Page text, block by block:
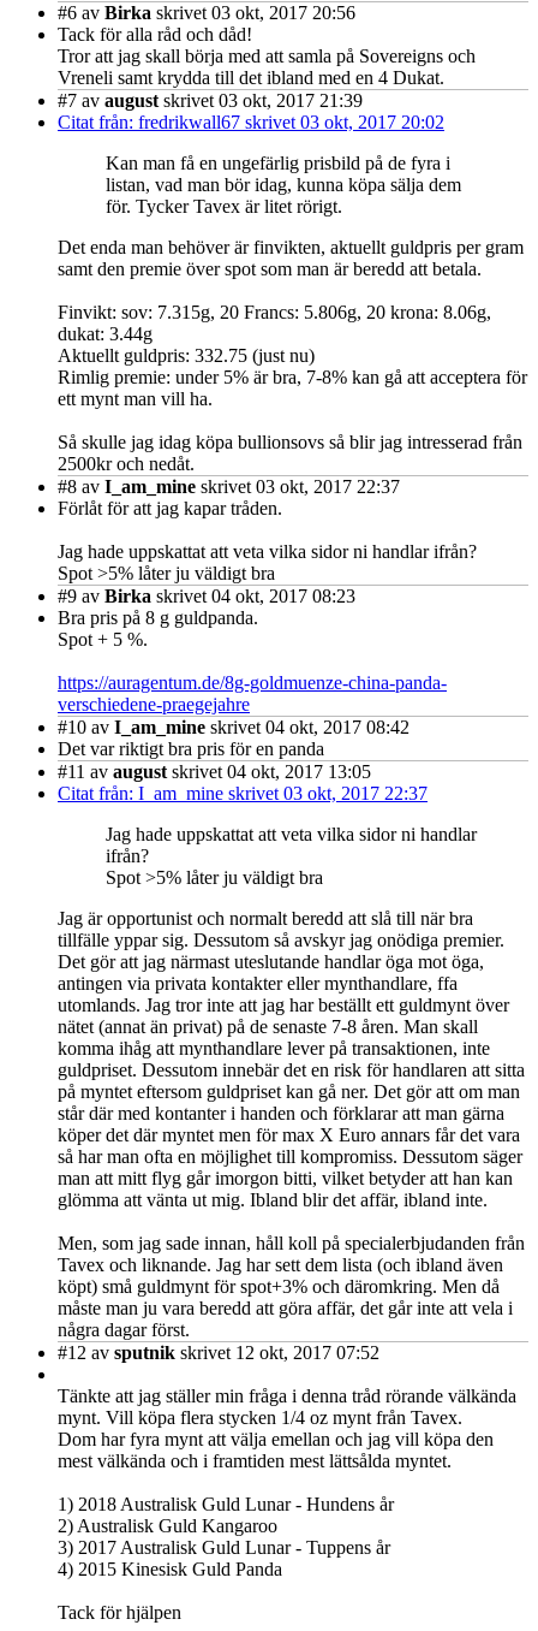
#6 av Birka skrivet 03 okt, 2017 20:56
Tack för alla råd och dåd!
Tror att jag skall börja med att samla på Sovereigns och
Vreneli samt krydda till det ibland med en 4 Dukat.
#7 av august skrivet 03 okt, 2017 21:39
Citat från: fredrikwall67 skrivet 03 okt, 2017 20:02
Kan man få en ungefärlig prisbild på de fyra i
listan, vad man bör idag, kunna köpa sälja dem
för. Tycker Tavex är litet rörigt.
Det enda man behöver är finvikten, aktuellt guldpris per gram
samt den premie över spot som man är beredd att betala.
Finvikt: sov: 7.315g, 20 Francs: 5.806g, 20 krona: 8.06g,
dukat: 3.44g
Aktuellt guldpris: 332.75 (just nu)
Rimlig premie: under 5% är bra, 7-8% kan gå att acceptera för
ett mynt man vill ha.
Så skulle jag idag köpa bullionsovs så blir jag intresserad från
2500kr och nedåt.
#8 av I_am_mine skrivet 03 okt, 2017 22:37
Förlåt för att jag kapar tråden.
Jag hade uppskattat att veta vilka sidor ni handlar ifrån?
Spot >5% låter ju väldigt bra
#9 av Birka skrivet 04 okt, 2017 08:23
Bra pris på 8 g guldpanda.
Spot + 5 %.
https://auragentum.de/8g-goldmuenze-china-panda-
verschiedene-praegejahre
#10 av I_am_mine skrivet 04 okt, 2017 08:42
Det var riktigt bra pris för en panda
#11 av august skrivet 04 okt, 2017 13:05
Citat från: I_am_mine skrivet 03 okt, 2017 22:37
Jag hade uppskattat att veta vilka sidor ni handlar
ifrån?
Spot >5% låter ju väldigt bra
Jag är opportunist och normalt beredd att slå till när bra
tillfälle yppar sig. Dessutom så avskyr jag onödiga premier.
Det gör att jag närmast uteslutande handlar öga mot öga,
antingen via privata kontakter eller mynthandlare, ffa
utomlands. Jag tror inte att jag har beställt ett guldmynt över
nätet (annat än privat) på de senaste 7-8 åren. Man skall
komma ihåg att mynthandlare lever på transaktionen, inte
guldpriset. Dessutom innebär det en risk för handlaren att sitta
på myntet eftersom guldpriset kan gå ner. Det gör att om man
står där med kontanter i handen och förklarar att man gärna
köper det där myntet men för max X Euro annars får det vara
så har man ofta en möjlighet till kompromiss. Dessutom säger
man att mitt flyg går imorgon bitti, vilket betyder att han kan
glömma att vänta ut mig. Ibland blir det affär, ibland inte.
Men, som jag sade innan, håll koll på specialerbjudanden från
Tavex och liknande. Jag har sett dem lista (och ibland även
köpt) små guldmynt för spot+3% och däromkring. Men då
måste man ju vara beredd att göra affär, det går inte att vela i
några dagar först.
#12 av sputnik skrivet 12 okt, 2017 07:52
Tänkte att jag ställer min fråga i denna tråd rörande välkända
mynt. Vill köpa flera stycken 1/4 oz mynt från Tavex.
Dom har fyra mynt att välja emellan och jag vill köpa den
mest välkända och i framtiden mest lättsålda myntet.
1) 2018 Australisk Guld Lunar - Hundens år
2) Australisk Guld Kangaroo
3) 2017 Australisk Guld Lunar - Tuppens år
4) 2015 Kinesisk Guld Panda
Tack för hjälpen